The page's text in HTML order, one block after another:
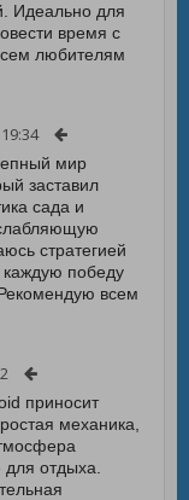
Идеально для
время с
любителям
мир
заставил
сада и
стратегией
каждую победу
всем
приносит
механика,
отдыха.